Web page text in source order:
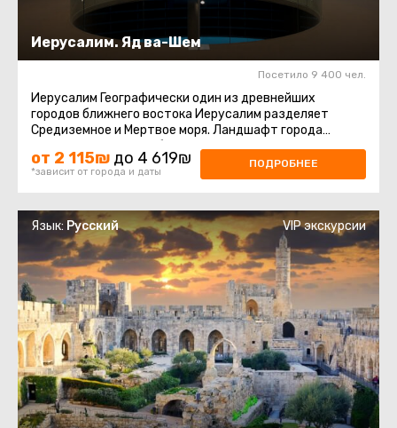
Иерусалим. Яд ва-Шем
Посетило 9 400 чел.
Иерусалим Географически один из древнейших
городов ближнего востока Иерусалим разделяет
Средиземное и Мертвое моря. Ландшафт города
неравномерен и колеблется между ...
от 2 115₪ до 4 619₪
*зависит от города и даты
ПОДРОБНЕЕ
Язык: Русский VIP экскурсии